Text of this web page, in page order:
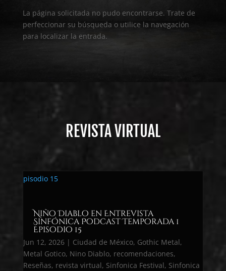
La página solicitada no pudo encontrarse. Trate de
perfeccionar su búsqueda o utilice la navegación
para localizar la entrada.
REVISTA VIRTUAL
Niño Diablo en Entrevista
Sinfónica Podcast Temporada 1
Episodio 15
Jun 12, 2026| Ciudad de México, Gothic Metal,
Metal Gotico, Nino Diablo, recomendaciones,
Reseñas, revista virtual, Sinfonica Festival, Sinfonica